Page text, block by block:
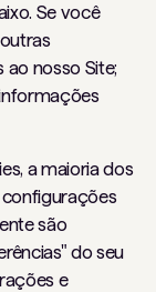
Se você
nosso Site;
a maioria dos
são
do seu
e